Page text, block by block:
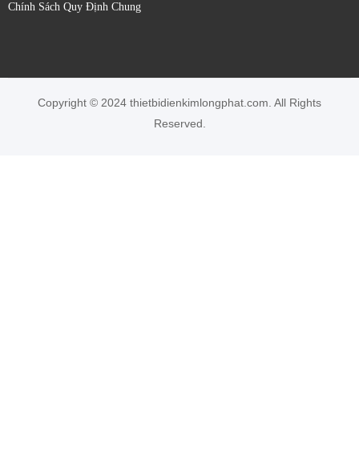
Chính Sách Quy Định Chung
Copyright © 2024 thietbidienkimlongphat.com. All Rights
Reserved.